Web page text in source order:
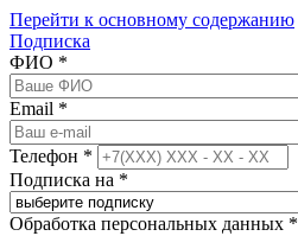
Перейти к основному содержанию
Подписка
ФИО *
Email *
Телефон *
Подписка на *
Обработка персональных данных *